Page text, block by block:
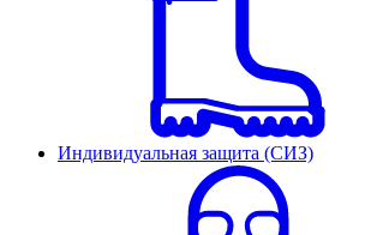
Индивидуальная защита (СИЗ)